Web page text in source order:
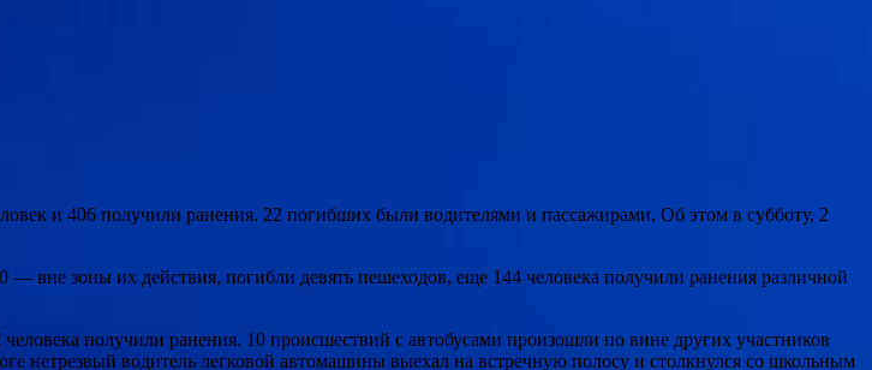
и 406 получили ранения. 22 погибших были водителями и пассажирами. Об этом в субботу, 2
вне зоны их действия, погибли девять пешеходов, еще 144 человека получили ранения различной
получили ранения. 10 происшествий с автобусами произошли по вине других участников
нетрезвый водитель легковой автомашины выехал на встречную полосу и столкнулся со школьным